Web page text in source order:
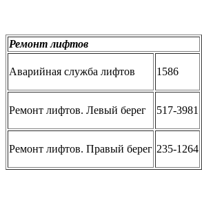
Ремонт лифтов
Аварийная служба лифтов 1586
Ремонт лифтов. Левый берег 517-3981
Ремонт лифтов. Правый берег 235-1264